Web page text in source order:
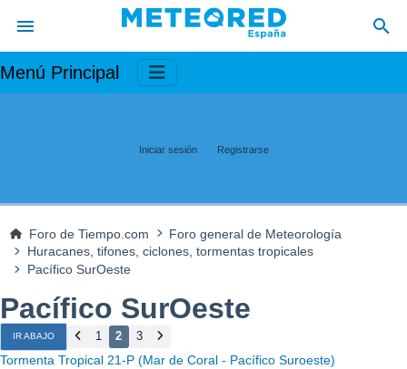
Menú Principal
Iniciar sesión Registrarse
Foro de Tiempo.com
Foro general de Meteorología
Huracanes, tifones, ciclones, tormentas tropicales
Pacífico SurOeste
Pacífico SurOeste
IR ABAJO 1 2 3
Tormenta Tropical 21-P (Mar de Coral - Pacífico Suroeste)